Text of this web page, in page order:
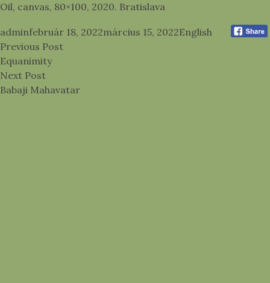
Oil, canvas, 80×100, 2020. Bratislava
Posted by
adminfebruár 18, 2022március 15, 2022Posted in
English
Bejegyzés
navigáció
Previous PostPrevious post:
Equanimity
Next PostNext post:
Babaji Mahavatar